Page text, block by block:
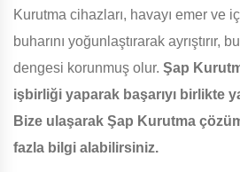
Kurutma cihazları, havayı emer ve
buharını yoğunlaştırarak ayrıştırır,
dengesi korunmuş olur. Şap
işbirliği yaparak başarıyı birlikte
Bize ulaşarak Şap Kurutma
fazla bilgi alabilirsiniz.